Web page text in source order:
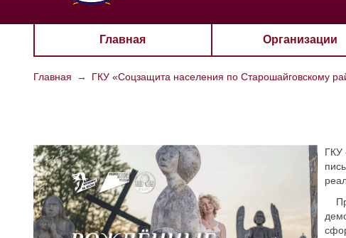
Главная Организации
Главная → ГКУ «Соцзащита населения по Старошайговскому
ГКУ